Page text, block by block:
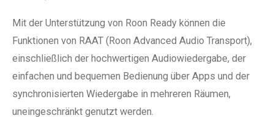
Mit der Unterstützung von Roon Ready können die
Funktionen von RAAT (Roon Advanced Audio Transport),
einschließlich der hochwertigen Audiowiedergabe, der
einfachen und bequemen Bedienung über Apps und der
synchronisierten Wiedergabe in mehreren Räumen,
uneingeschränkt genutzt werden.